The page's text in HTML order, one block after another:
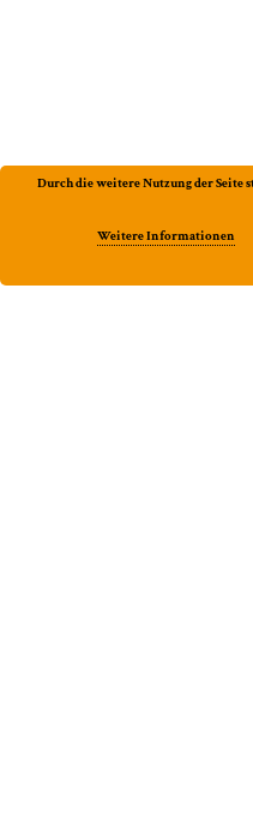
Durch die weitere Nutzung der Seite
Weitere Informationen